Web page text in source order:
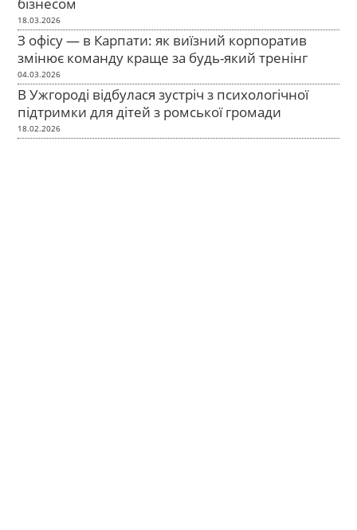
18.03.2026
З офісу — в Карпати: як виїзний корпоратив
змінює команду краще за будь-який тренінг
04.03.2026
В Ужгороді відбулася зустріч з психологічної
підтримки для дітей з ромської громади
18.02.2026